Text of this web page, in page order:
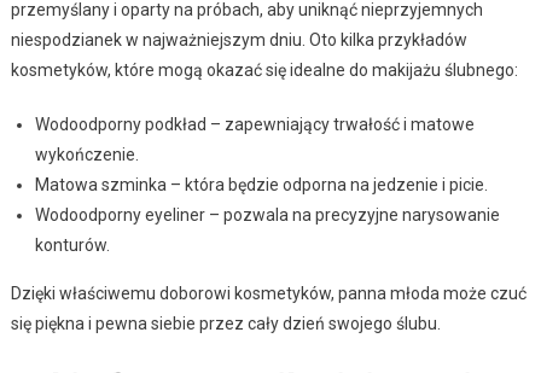
przemyślany i oparty na próbach, aby uniknąć nieprzyjemnych
niespodzianek w najważniejszym dniu. Oto kilka przykładów
kosmetyków, które mogą okazać się idealne do makijażu ślubnego:
Wodoodporny podkład – zapewniający trwałość i matowe
wykończenie.
Matowa szminka – która będzie odporna na jedzenie i picie.
Wodoodporny eyeliner – pozwala na precyzyjne narysowanie
konturów.
Dzięki właściwemu doborowi kosmetyków, panna młoda może czuć
się piękna i pewna siebie przez cały dzień swojego ślubu.